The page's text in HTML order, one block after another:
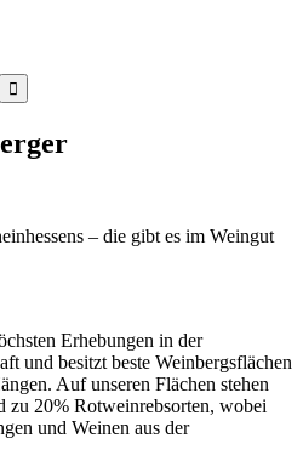
– die gibt es im Weingut
Erhebungen in der
und besitzt beste Weinbergsflächen
Auf unseren Flächen stehen
zu 20% Rotweinrebsorten, wobei
und Weinen aus der